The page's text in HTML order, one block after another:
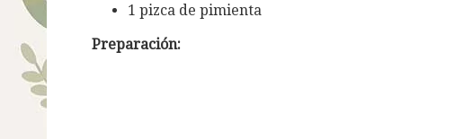
1 pizca de pimienta
Preparación: